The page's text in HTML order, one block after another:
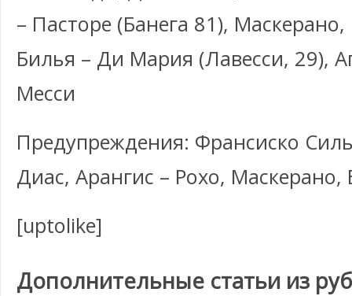
– Пасторе (Банега 81), Маскерано,
Билья – Ди Мария (Лавесси, 29),
Месси
Предупреждения: Франсиско
Диас, Арангис – Рохо, Маскерано,
[uptolike]
Дополнительные статьи из